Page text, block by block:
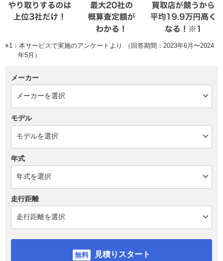
※1：本サービスで実施のアンケートより （回答期間：2023年6月〜2024
年5月）
メーカー
モデル
年式
走行距離
見積りスタート